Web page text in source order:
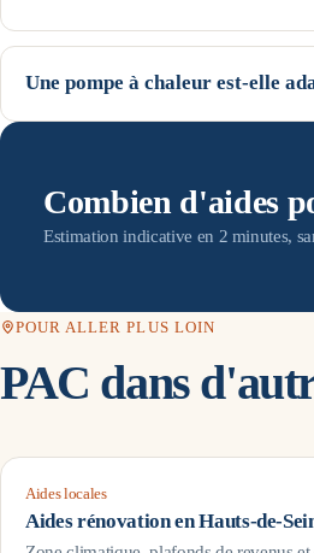
Oui : l'installation doit être réalisée par
prime CEE. Nous vous mettons en
Une pompe à chaleur est-elle
c'est ce qui garantit la performance dans
Combien d'aides
Estimation indicative en 2 minutes,
POUR ALLER PLUS LOIN
PAC dans
Aides locales
Aides rénovation enHauts-de-